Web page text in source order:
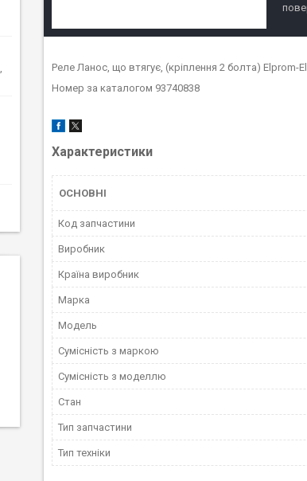
Реле Ланос, що втягує, (кріплення 2 болта) Elprom-
Номер за каталогом 93740838
Характеристики
ОСНОВНІ
Код запчастини
Виробник
Країна виробник
Марка
Модель
Сумісність з маркою
Сумісність з моделлю
Стан
Тип запчастини
Тип техніки